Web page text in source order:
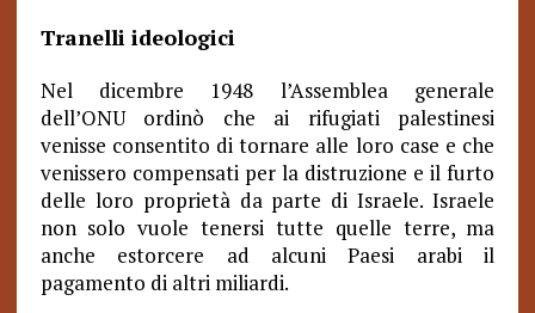
Tranelli ideologici
Nel dicembre 1948 l’Assemblea generale
dell’ONU ordinò che ai rifugiati palestinesi
venisse consentito di tornare alle loro case e che
venissero compensati per la distruzione e il furto
delle loro proprietà da parte di Israele. Israele
non solo vuole tenersi tutte quelle terre, ma
anche estorcere ad alcuni Paesi arabi il
pagamento di altri miliardi.